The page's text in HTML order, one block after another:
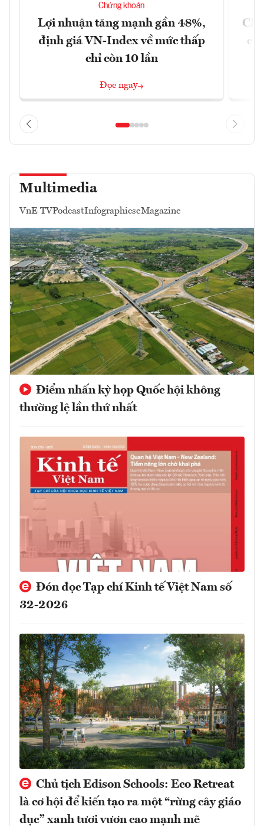
Chứng khoán
Lợi nhuận tăng mạnh gần 48%,
định giá VN-Index về mức thấp
chỉ còn 10 lần
Đọc ngay
Multimedia
VnE TVPodcastInfographicseMagazine
Điểm nhấn kỳ họp Quốc hội không
thường lệ lần thứ nhất
Đón đọc Tạp chí Kinh tế Việt Nam số
32-2026
Chủ tịch Edison Schools: Eco Retreat
là cơ hội để kiến tạo ra một “rừng cây giáo
dục” xanh tươi vươn cao mạnh mẽ